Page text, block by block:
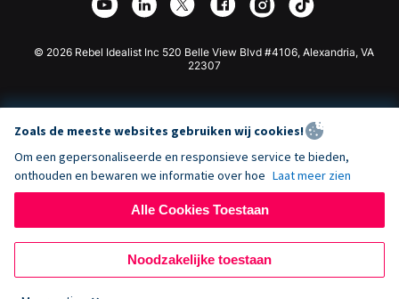
Joomla Donatie
© 2026 Rebel Idealist Inc 520 Belle View Blvd #4106, Alexandria, VA
22307
Zoals de meeste websites gebruiken wij cookies!
Om een gepersonaliseerde en responsieve service te bieden,
onthouden en bewaren we informatie over hoe Laat meer zien
Alle Cookies Toestaan
Noodzakelijke toestaan